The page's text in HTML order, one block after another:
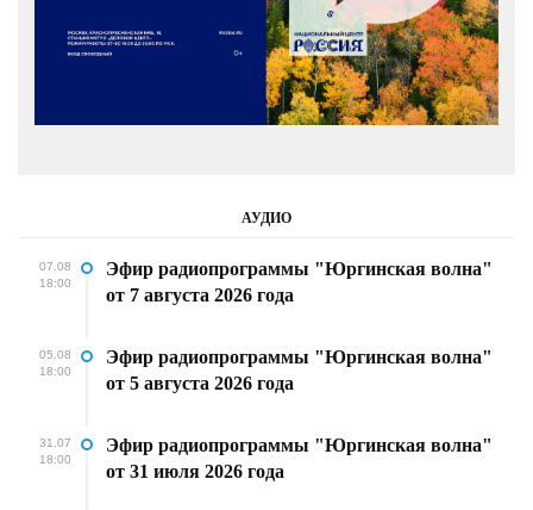
АУДИО
07.08
18:00
Эфир радиопрограммы "Юргинская волна"
от 7 августа 2026 года
05.08
18:00
Эфир радиопрограммы "Юргинская волна"
от 5 августа 2026 года
31.07
18:00
Эфир радиопрограммы "Юргинская волна"
от 31 июля 2026 года